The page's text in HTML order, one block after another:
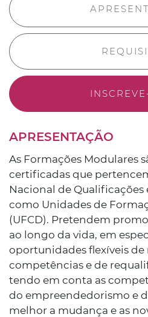
APRESENTAÇÃO
As Formações Modulares
certificadas que
Nacional de Qualificações
como Unidades de
(UFCD). Pretendem
ao longo da vida, em
oportunidades flexíveis
competências e de
tendo em conta as
do empreendedorismo e
melhor a mudança e as